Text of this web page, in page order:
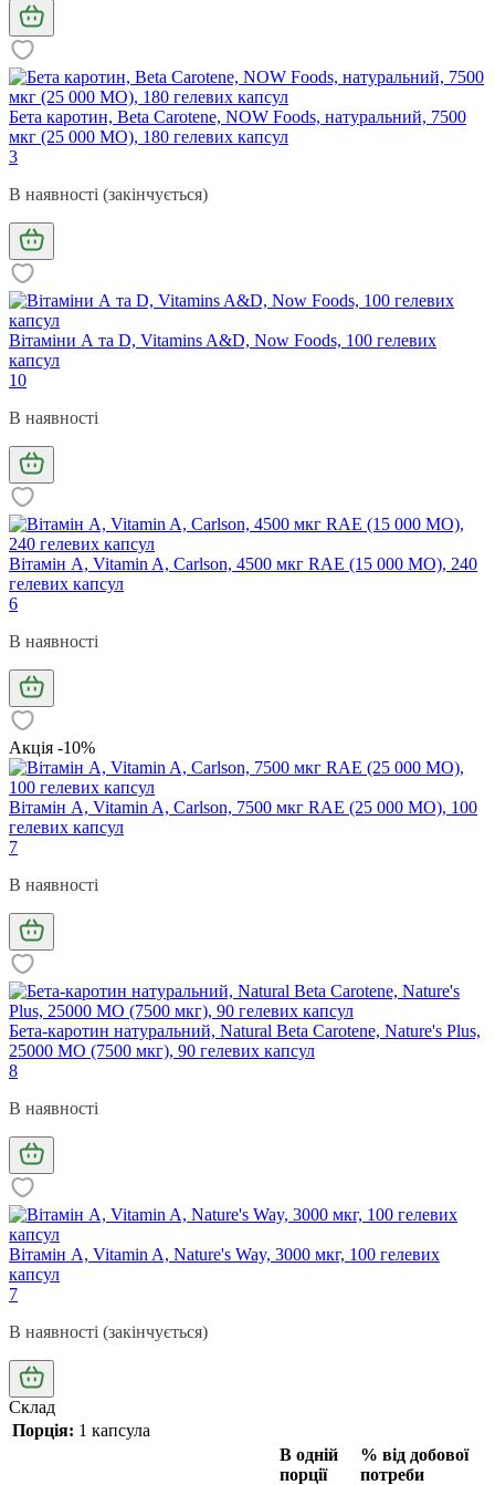
Бета каротин, Beta Carotene, NOW Foods, натуральний, 7500
мкг (25 000 МО), 180 гелевих капсул
3
В наявності (закінчується)
Вітаміни А та D, Vitamins A&D, Now Foods, 100 гелевих
капсул
10
В наявності
Вітамін А, Vitamin A, Carlson, 4500 мкг RAE (15 000 МО), 240
гелевих капсул
6
В наявності
Акція -10%
Вітамін А, Vitamin A, Carlson, 7500 мкг RAE (25 000 МО), 100
гелевих капсул
7
В наявності
Бета-каротин натуральний, Natural Beta Carotene, Nature's Plus,
25000 МО (7500 мкг), 90 гелевих капсул
8
В наявності
Вітамін A, Vitamin A, Nature's Way, 3000 мкг, 100 гелевих
капсул
7
В наявності (закінчується)
Склад
Порція: 1 капсула
В одній
порції
% від добової
потреби